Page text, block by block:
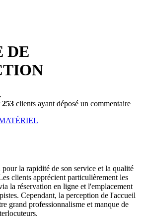
DE
253 clients ayant déposé un commentaire
la rapidité de son service et la qualité
clients apprécient particulièrement les
la réservation en ligne et l'emplacement
Cependant, la perception de l'accueil
grand professionnalisme et manque de